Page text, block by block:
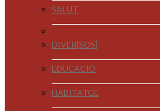
SALUT
DIVER[SOS]
EDUCACIÓ
HABITATGE